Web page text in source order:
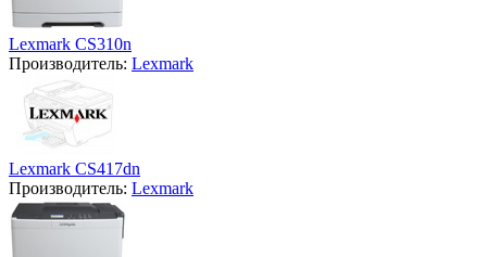
Lexmark CS310n
Производитель: Lexmark
Lexmark CS417dn
Производитель: Lexmark